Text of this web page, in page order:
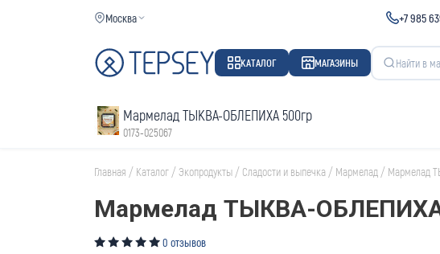
Москва +7 985
КАТАЛОГ МАГАЗИНЫ
Мармелад ТЫКВА-ОБЛЕПИХА 500гр
0173-025067
Главная / Каталог /Экопродукты / Сладости и выпечка / Мармелад / Мармелад
Мармелад ТЫКВА-ОБЛЕПИХА
0 отзывов